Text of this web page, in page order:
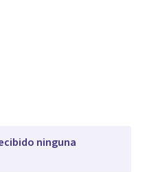
ninguna